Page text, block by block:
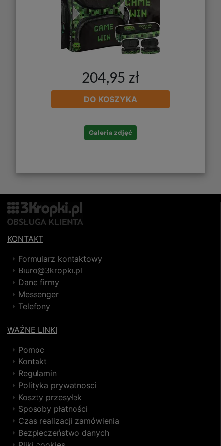
204,95 zł
DO KOSZYKA
Galeria zdjęć
KONTAKT
Formularz kontaktowy
Biuro@3kropki.pl
Dane firmy
Messenger
Telefony
WAŻNE LINKI
Pomoc
Kontakt
Regulamin
Polityka prywatnosci
Koszty przesyłek
Sposoby płatności
Czas realizacji zamówienia
Bezpieczeństwo danych